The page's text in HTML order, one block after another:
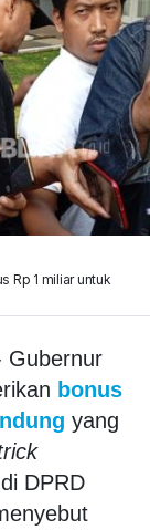
Rp 1 miliar untuk
Gubernur
bonus
yang
DPRD